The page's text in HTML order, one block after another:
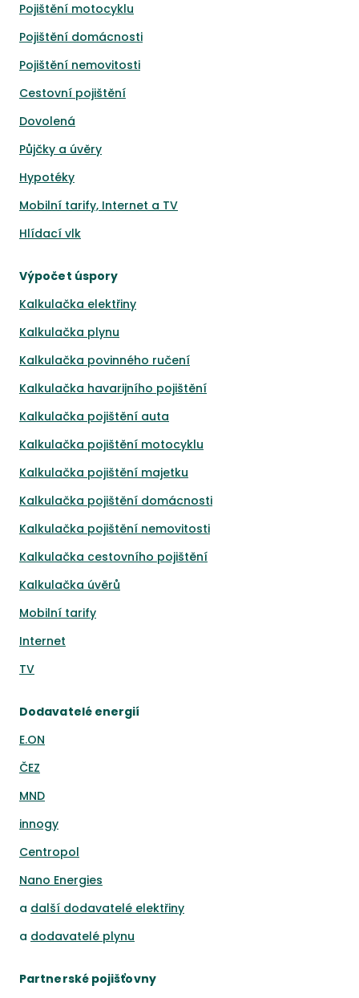
Pojištění motocyklu
Pojištění domácnosti
Pojištění nemovitosti
Cestovní pojištění
Dovolená
Půjčky a úvěry
Hypotéky
Mobilní tarify, Internet a TV
Hlídací vlk
Výpočet úspory
Kalkulačka elektřiny
Kalkulačka plynu
Kalkulačka povinného ručení
Kalkulačka havarijního pojištění
Kalkulačka pojištění auta
Kalkulačka pojištění motocyklu
Kalkulačka pojištění majetku
Kalkulačka pojištění domácnosti
Kalkulačka pojištění nemovitosti
Kalkulačka cestovního pojištění
Kalkulačka úvěrů
Mobilní tarify
Internet
TV
Dodavatelé energií
E.ON
ČEZ
MND
innogy
Centropol
Nano Energies
a další dodavatelé elektřiny
a dodavatelé plynu
Partnerské pojišťovny